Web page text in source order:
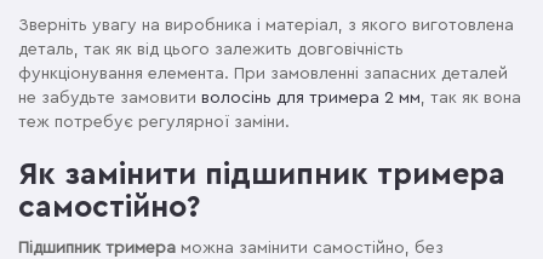
Зверніть увагу на виробника і матеріал, з якого виготовлена
деталь, так як від цього залежить довговічність
функціонування елемента. При замовленні запасних деталей
не забудьте замовити волосінь для тримера 2 мм, так як вона
теж потребує регулярної заміни.
Як замінити підшипник тримера
самостійно?
Підшипник тримера можна замінити самостійно, без